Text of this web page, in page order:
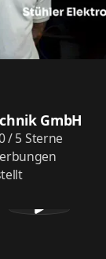
GmbH
/ 5 Sterne